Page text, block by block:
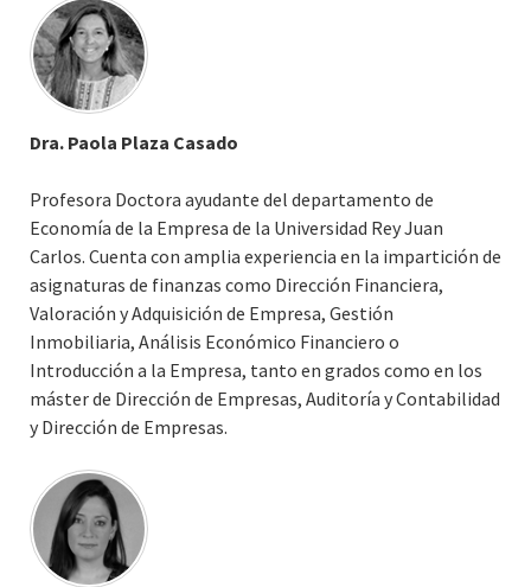
Dra. Paola Plaza Casado
Profesora Doctora ayudante del departamento de
Economía de la Empresa de la Universidad Rey Juan
Carlos. Cuenta con amplia experiencia en la impartición de
asignaturas de finanzas como Dirección Financiera,
Valoración y Adquisición de Empresa, Gestión
Inmobiliaria, Análisis Económico Financiero o
Introducción a la Empresa, tanto en grados como en los
máster de Dirección de Empresas, Auditoría y Contabilidad
y Dirección de Empresas.